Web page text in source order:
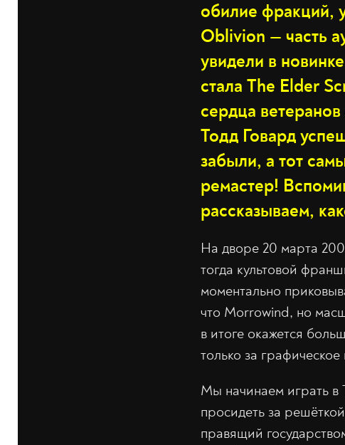
обилие фракций,
Oblivion — часть
увидели в
стала The Elder
сердца
Тодд Говард
забыли, а тот
ремастер!
рассказываем,
На дворе 20 марта
тогда культовой
моментально
что Morrowind, но
в итоге окажется
только за
Мы начинаем играть в
просидеть за
правящий